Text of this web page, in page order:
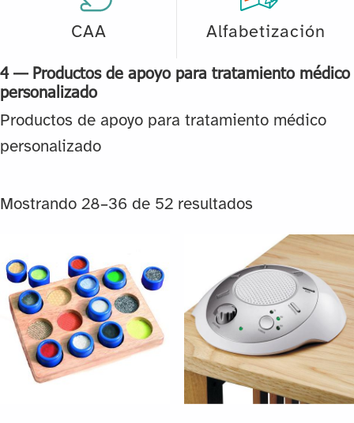
CAA Alfabetización
4 — Productos de apoyo para tratamiento médico
personalizado
Productos de apoyo para tratamiento médico
personalizado
Mostrando 28–36 de 52 resultados